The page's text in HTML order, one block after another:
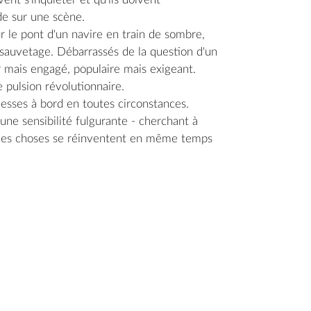
sur une scène.
le pont d'un navire en train de sombre,
Débarrassés de la question d'un
engagé, populaire mais exigeant.
pulsion révolutionnaire.
à bord en toutes circonstances.
sensibilité fulgurante - cherchant à
choses se réinventent en même temps